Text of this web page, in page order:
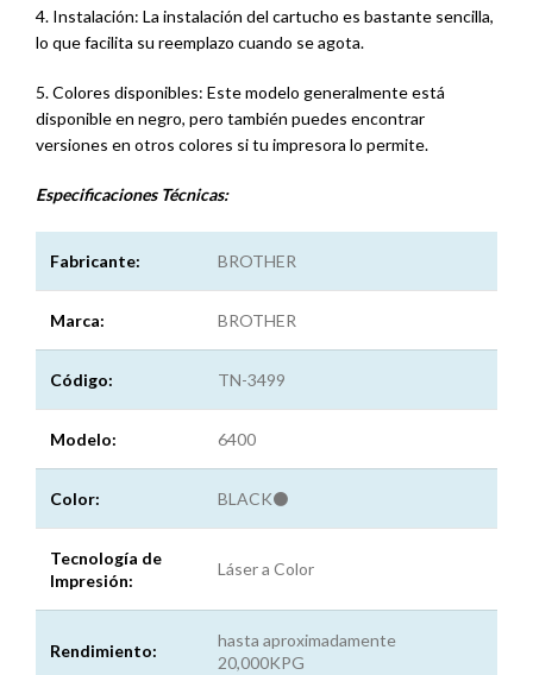
4. Instalación: La instalación del cartucho es bastante sencilla,
lo que facilita su reemplazo cuando se agota.
5. Colores disponibles: Este modelo generalmente está
disponible en negro, pero también puedes encontrar
versiones en otros colores si tu impresora lo permite.
Especificaciones Técnicas:
Fabricante: BROTHER
Marca: BROTHER
Código: TN-3499
Modelo: 6400
Color: BLACK⚫
Tecnología de
Impresión:
Láser a Color
Rendimiento:
hasta aproximadamente
20,000KPG